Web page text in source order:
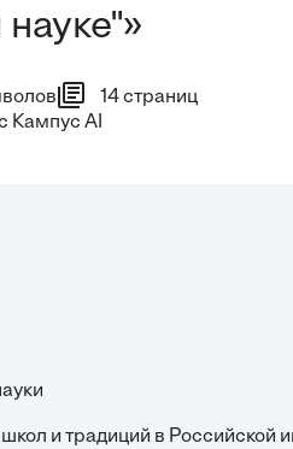
14 страниц
Кампус AI
и традиций в Российской